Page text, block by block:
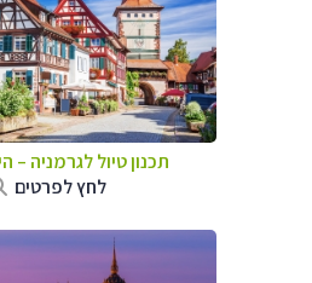
תכנון טיול לגרמניה –
לחץ לפרטים